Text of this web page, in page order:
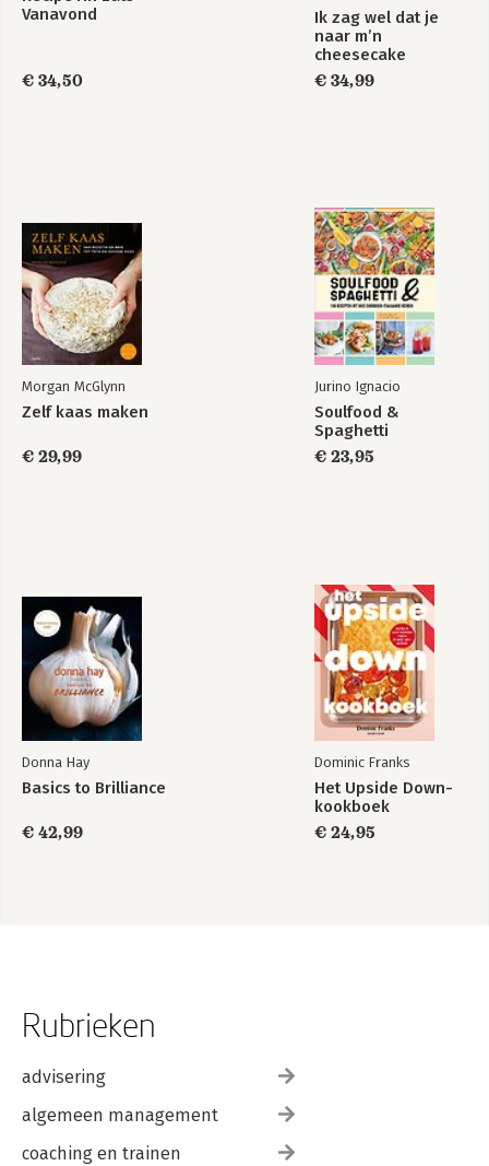
Vanavond
€ 34,50
Ik zag wel dat je
naar m’n
cheesecake
€ 34,99
Morgan McGlynn
Zelf kaas maken
€ 29,99
Jurino Ignacio
Soulfood &
Spaghetti
€ 23,95
Donna Hay
Basics to Brilliance
€ 42,99
Dominic Franks
Het Upside Down-
kookboek
€ 24,95
Rubrieken
advisering
algemeen management
coaching en trainen